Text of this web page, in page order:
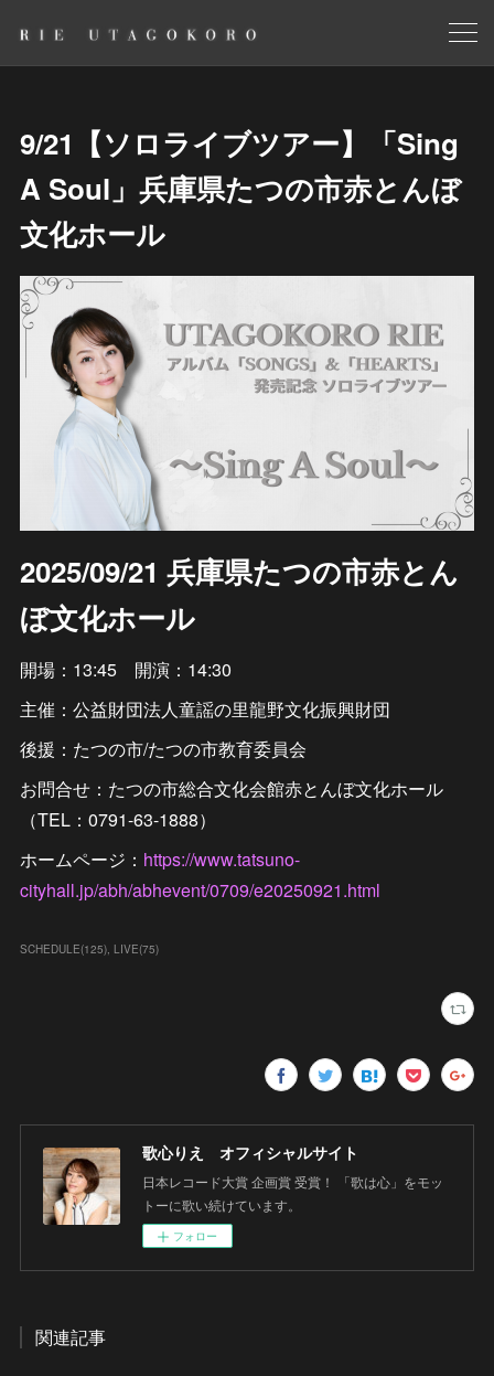
9/21【ソロライブツアー】「Sing
A Soul」兵庫県たつの市赤とんぼ
文化ホール
2025/09/21 兵庫県たつの市赤とん
ぼ文化ホール
開場：13:45 開演：14:30
主催：公益財団法人童謡の里龍野文化振興財団
後援：たつの市/たつの市教育委員会
お問合せ：たつの市総合文化会館赤とんぼ文化ホール
（TEL：0791-63-1888）
ホームページ： https://www.tatsuno-
cityhall.jp/abh/abhevent/0709/e20250921.html
SCHEDULE(125) LIVE(75)
歌心りえ オフィシャルサイト
日本レコード大賞 企画賞 受賞！ 「歌は心」をモッ
トーに歌い続けています。
フォロー
関連記事